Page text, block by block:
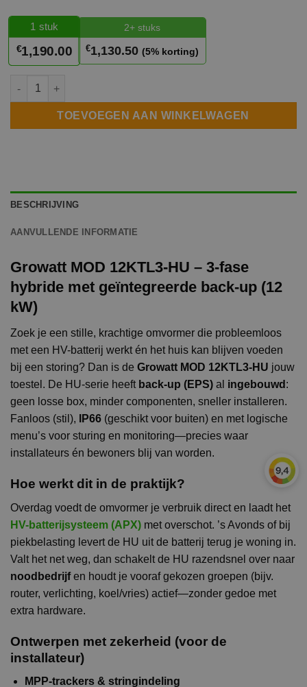
1 stuk
€1,190.00
2+ stuks
€1,130.50 (5% korting)
Growatt MOD 12KTL3-HU 3-fase aantal
TOEVOEGEN AAN WINKELWAGEN
BESCHRIJVING
AANVULLENDE INFORMATIE
Growatt MOD 12KTL3-HU – 3-fase
hybride met geïntegreerde back-up (12
kW)
Zoek je een stille, krachtige omvormer die probleemloos
met een HV-batterij werkt én het huis kan blijven voeden
bij een storing? Dan is de Growatt MOD 12KTL3-HU jouw
toestel. De HU-serie heeft back-up (EPS) al ingebouwd :
geen losse box, minder componenten, sneller installeren.
Fanloos (stil),
IP66 (geschikt voor buiten) en met logische
menu’s voor sturing en monitoring—precies waar
installateurs én bewoners blij van worden.
Hoe werkt dit in de praktijk?
Overdag voedt de omvormer je verbruik direct en laadt het
HV-batterijsysteem (APX) met overschot. ’s Avonds of bij
piekbelasting levert de HU uit de batterij terug je woning in.
Valt het net weg, dan schakelt de HU razendsnel over naar
noodbedrijfen houdt je vooraf gekozen groepen (bijv.
router, verlichting, koel/vries) actief—zonder gedoe met
extra hardware.
Ontwerpen met zekerheid (voor de
installateur)
MPP-trackers & stringindeling